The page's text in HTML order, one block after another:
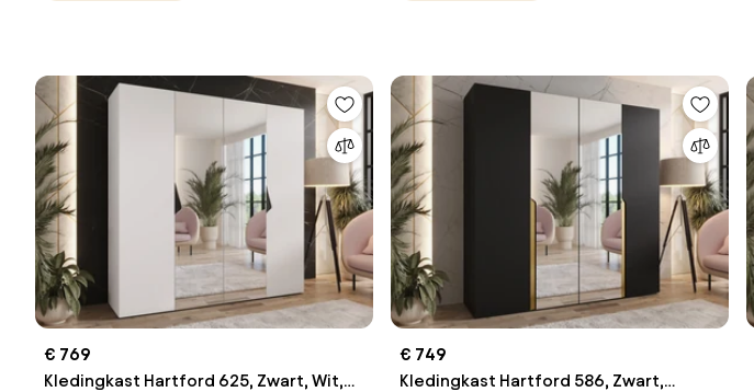
€ 769
Kledingkast Hartford 625, Zwart, Wit,
€ 749
Kledingkast Hartford 586, Zwart,